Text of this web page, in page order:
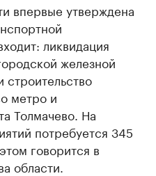
впервые утверждена
ликвидация
железной
строительство
метро и
Толмачево. На
потребуется 345
говорится в
области.